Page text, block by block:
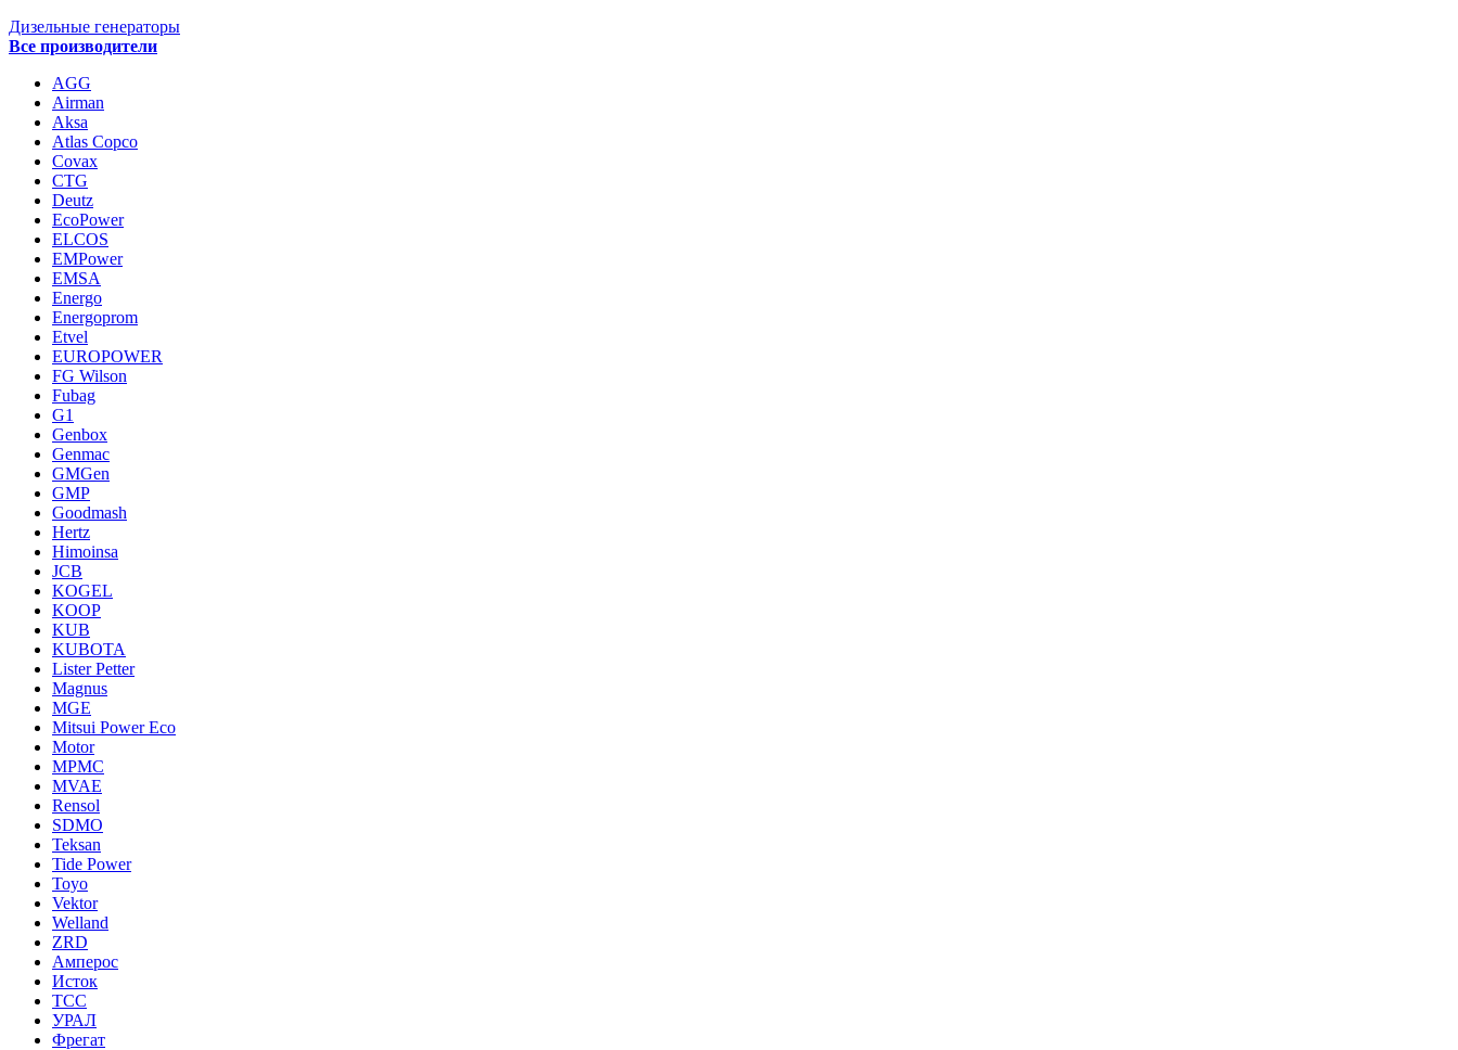
Дизельные генераторы
Все производители
AGG
Airman
Aksa
Atlas Copco
Covax
CTG
Deutz
EcoPower
ELCOS
EMPower
EMSA
Energo
Energoprom
Etvel
EUROPOWER
FG Wilson
Fubag
G1
Genbox
Genmac
GMGen
GMP
Goodmash
Hertz
Himoinsa
JCB
KOGEL
KOOP
KUB
KUBOTA
Lister Petter
Magnus
MGE
Mitsui Power Eco
Motor
MPMC
MVAE
Rensol
SDMO
Teksan
Tide Power
Toyo
Vektor
Welland
ZRD
Амперос
Исток
ТСС
УРАЛ
Фрегат